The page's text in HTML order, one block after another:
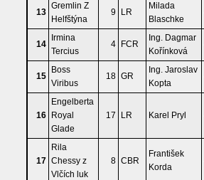
13
Gremlin Z
Helfštýna
9 LR
Milada
Blaschke
14
Irmina
Tercius
4 FCR
Ing. Dagmar
Kořínková
15
Boss
Viribus
18 GR
Ing. Jaroslav
Kopta
16
Engelberta
Royal
Glade
17 LR Karel Pryl
17
Rila
Chessy z
Vlčích luk
8 CBR
František
Korda